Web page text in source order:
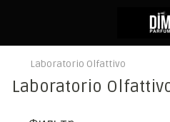
Laboratorio Olfattivo
Laboratorio